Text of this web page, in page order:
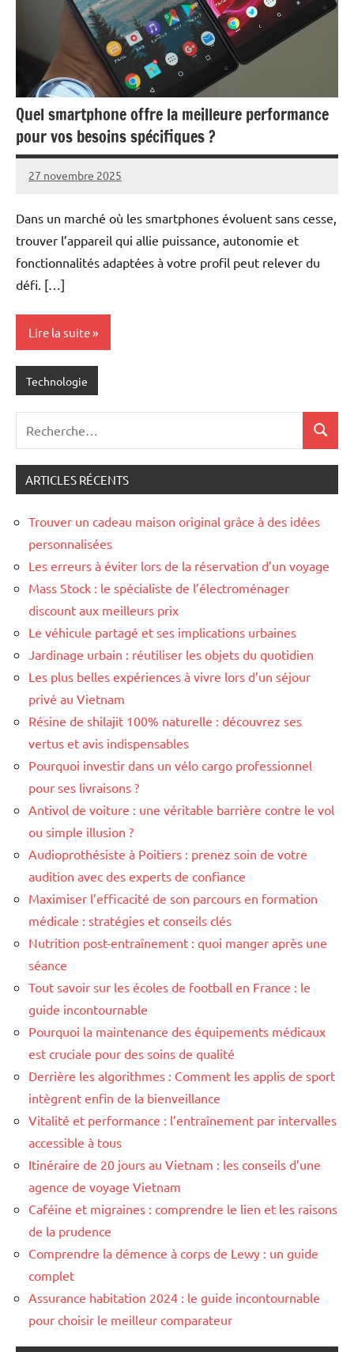
Quel smartphone offre la meilleure performance
pour vos besoins spécifiques ?
27 novembre 2025
Marise
Aucun
Dans un marché où les smartphones évoluent sans cesse,
trouver l’appareil qui allie puissance, autonomie et
fonctionnalités adaptées à votre profil peut relever du
défi. […]
Lire la suite
Technologie
:
ARTICLES RÉCENTS
Trouver un cadeau maison original grâce à des idées
personnalisées
Les erreurs à éviter lors de la réservation d’un voyage
Mass Stock : le spécialiste de l’électroménager
discount aux meilleurs prix
Le véhicule partagé et ses implications urbaines
Jardinage urbain : réutiliser les objets du quotidien
Les plus belles expériences à vivre lors d’un séjour
privé au Vietnam
Résine de shilajit 100% naturelle : découvrez ses
vertus et avis indispensables
Pourquoi investir dans un vélo cargo professionnel
pour ses livraisons ?
Antivol de voiture : une véritable barrière contre le vol
ou simple illusion ?
Audioprothésiste à Poitiers : prenez soin de votre
audition avec des experts de confiance
Maximiser l’efficacité de son parcours en formation
médicale : stratégies et conseils clés
Nutrition post-entraînement : quoi manger après une
séance
Tout savoir sur les écoles de football en France : le
guide incontournable
Pourquoi la maintenance des équipements médicaux
est cruciale pour des soins de qualité
Derrière les algorithmes : Comment les applis de sport
intègrent enfin de la bienveillance
Vitalité et performance : l’entraînement par intervalles
accessible à tous
Itinéraire de 20 jours au Vietnam : les conseils d’une
agence de voyage Vietnam
Caféine et migraines : comprendre le lien et les raisons
de la prudence
Comprendre la démence à corps de Lewy : un guide
complet
Assurance habitation 2024 : le guide incontournable
pour choisir le meilleur comparateur